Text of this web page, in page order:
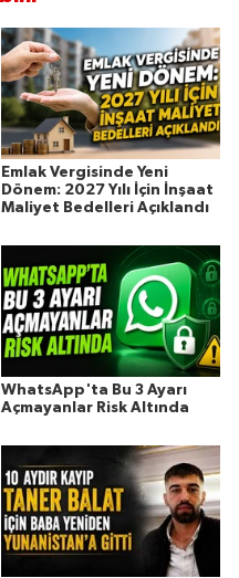
Emlak Vergisinde Yeni
Dönem: 2027 Yılı İçin İnşaat
Maliyet Bedelleri Açıklandı
WhatsApp'ta Bu 3 Ayarı
Açmayanlar Risk Altında